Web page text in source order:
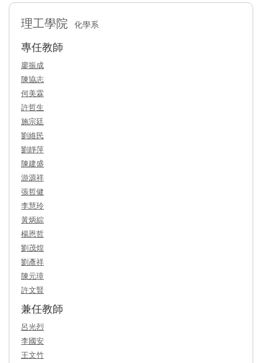
理工學院 化學系
專任教師
廖振成
陳協志
何美霖
許哲生
施宗廷
劉維民
劉靜萍
陳建盛
游源祥
張哲健
李慧玲
黃炳綜
楊恩哲
劉茂煌
劉彥祥
陳元璋
許文賢
兼任教師
呂光烈
李國安
王文竹